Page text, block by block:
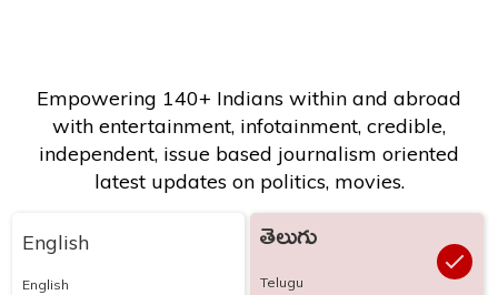
Empowering 140+ Indians within and abroad
with entertainment, infotainment, credible,
independent, issue based journalism oriented
latest updates on politics, movies.
English
English
తెలుగు
Telugu